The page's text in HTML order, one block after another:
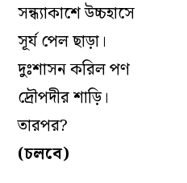
সন্ধ‌্যাকাশে উচ্চহাসে
সূর্য পেল ছাড়া।
দুঃশাসন করিল পণ
দ্রৌপদীর শাড়ি।
তারপর?
(চলবে)